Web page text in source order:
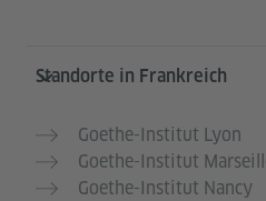
Service- und
Standorte in Frankreich
Goethe-Institut Lyon
Goethe-Institut
Goethe-Institut Nancy